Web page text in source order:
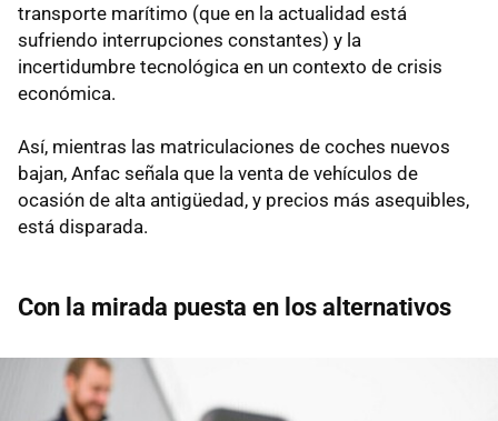
transporte marítimo (que en la actualidad está
sufriendo interrupciones constantes) y la
incertidumbre tecnológica en un contexto de crisis
económica.
Así, mientras las matriculaciones de coches nuevos
bajan, Anfac señala que la venta de vehículos de
ocasión de alta antigüedad, y precios más asequibles,
está disparada.
Con la mirada puesta en los alternativos